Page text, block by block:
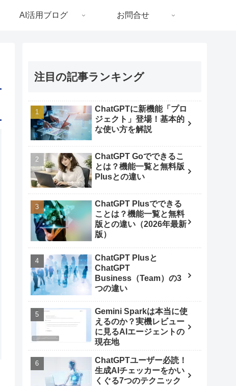
AI活用ブログ お問合せ
注目の記事ランキング
ChatGPTに新機能「プロ
ジェクト」登場！基本的
な使い方を解説
ChatGPT Goでできるこ
とは？機能一覧と無料版
Plusとの違い
ChatGPT Plusでできる
ことは？機能一覧と無料
版との違い（2026年最新
版）
ChatGPT Plusと
ChatGPT
Business（Team）の3
つの違い
Gemini Sparkは本当に使
えるのか？実機レビュー
に見るAIエージェントの
現在地
ChatGPTユーザー必読！
生成AIチェッカーをかい
くぐる7つのテクニック